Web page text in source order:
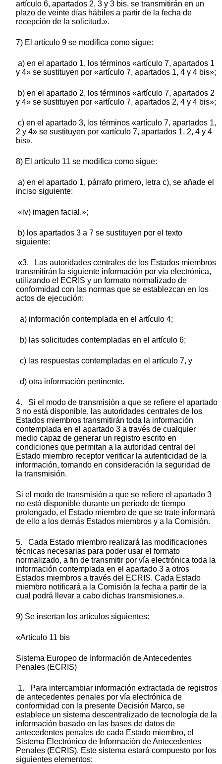
artículo 6, apartados 2, 3 y 3 bis, se transmitirán en un
plazo de veinte días hábiles a partir de la fecha de
recepción de la solicitud.».
7) El artículo 9 se modifica como sigue:
a) en el apartado 1, los términos «artículo 7, apartados 1
y 4» se sustituyen por «artículo 7, apartados 1, 4 y 4 bis»;
b) en el apartado 2, los términos «artículo 7, apartados 2
y 4» se sustituyen por «artículo 7, apartados 2, 4 y 4 bis»;
c) en el apartado 3, los términos «artículo 7, apartados 1,
2 y 4» se sustituyen por «artículo 7, apartados 1, 2, 4 y 4
bis».
8) El artículo 11 se modifica como sigue:
a) en el apartado 1, párrafo primero, letra c), se añade el
inciso siguiente:
«iv) imagen facial.»;
b) los apartados 3 a 7 se sustituyen por el texto
siguiente:
«3. Las autoridades centrales de los Estados miembros
transmitirán la siguiente información por vía electrónica,
utilizando el ECRIS y un formato normalizado de
conformidad con las normas que se establezcan en los
actos de ejecución:
a) información contemplada en el artículo 4;
b) las solicitudes contempladas en el artículo 6;
c) las respuestas contempladas en el artículo 7, y
d) otra información pertinente.
4. Si el modo de transmisión a que se refiere el apartado
3 no está disponible, las autoridades centrales de los
Estados miembros transmitirán toda la información
contemplada en el apartado 3 a través de cualquier
medio capaz de generar un registro escrito en
condiciones que permitan a la autoridad central del
Estado miembro receptor verificar la autenticidad de la
información, tomando en consideración la seguridad de
la transmisión.
Si el modo de transmisión a que se refiere el apartado 3
no está disponible durante un período de tiempo
prolongado, el Estado miembro de que se trate informará
de ello a los demás Estados miembros y a la Comisión.
5. Cada Estado miembro realizará las modificaciones
técnicas necesarias para poder usar el formato
normalizado, a fin de transmitir por vía electrónica toda la
información contemplada en el apartado 3 a otros
Estados miembros a través del ECRIS. Cada Estado
miembro notificará a la Comisión la fecha a partir de la
cual podrá llevar a cabo dichas transmisiones.».
9) Se insertan los artículos siguientes:
«Artículo 11 bis
Sistema Europeo de Información de Antecedentes
Penales (ECRIS)
1. Para intercambiar información extractada de registros
de antecedentes penales por vía electrónica de
conformidad con la presente Decisión Marco, se
establece un sistema descentralizado de tecnología de la
información basado en las bases de datos de
antecedentes penales de cada Estado miembro, el
Sistema Electrónico de Información de Antecedentes
Penales (ECRIS). Este sistema estará compuesto por los
siguientes elementos: